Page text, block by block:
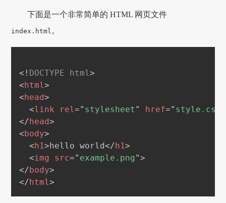
下面是一个非常简单的 HTML 网页文件
index.html 。
<! DOCTYPE html>
<html>
<head>
<link rel=" stylesheet " href=" style.css
</head>
<body>
<h1>hello world</h1>
<img src=" example.png ">
</body>
</html>